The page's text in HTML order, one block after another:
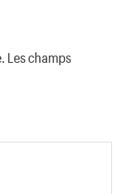
Les champs